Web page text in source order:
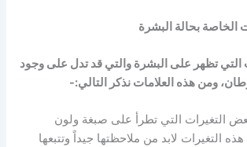
الخاصة بحالة البشرة
التي تظهر على البشرة والتي قد تدل على وجود
ومن هذه العلامات نذكر التالي:-
التغيرات التي تطرأ على صبغة ولون
هذه التغيرات لابد من ملاحظتها جيداً وتتبعها